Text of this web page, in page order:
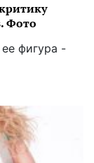
Фото
фигура -